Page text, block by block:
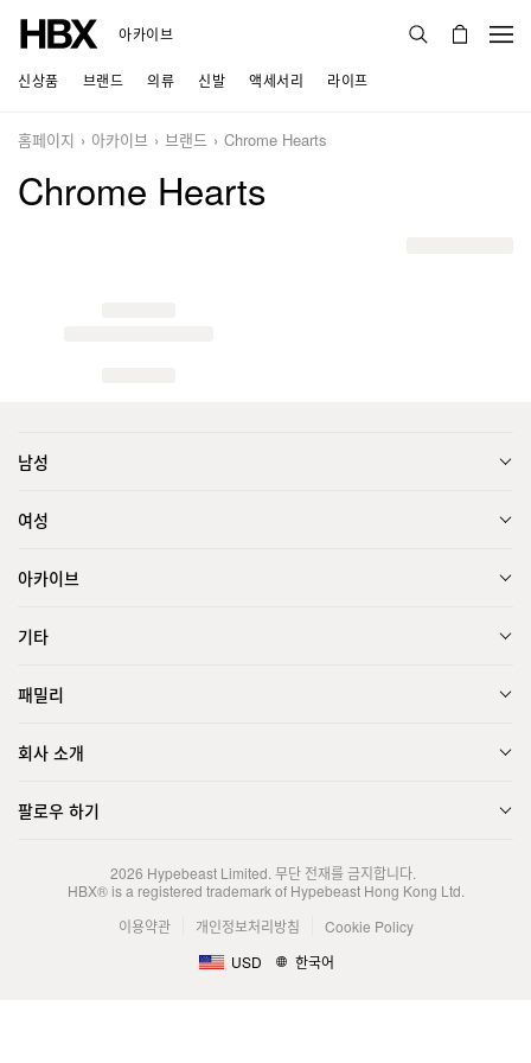
아카이브
신상품 브랜드 의류 신발 액세서리 라이프
홈페이지 아카이브 브랜드 Chrome Hearts
Chrome Hearts
남성
여성
아카이브
기타
패밀리
회사 소개
팔로우 하기
2026 Hypebeast Limited. 무단 전재를 금지합니다.
HBX® is a registered trademark of Hypebeast Hong Kong Ltd.
이용약관
개인정보처리방침
Cookie Policy
USD
한국어